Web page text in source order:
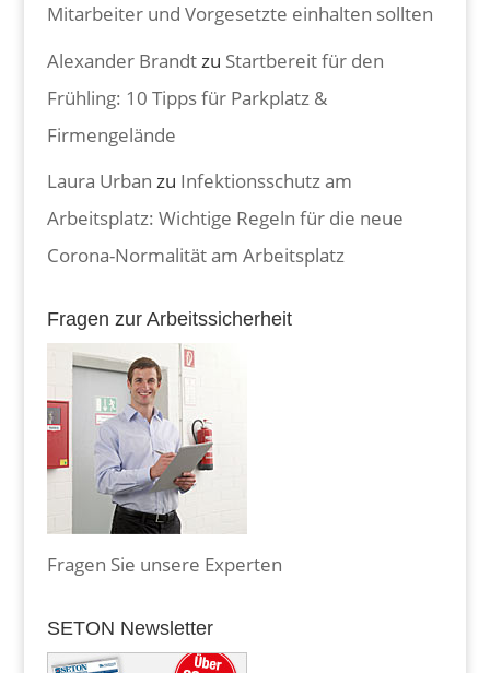
Mitarbeiter und Vorgesetzte einhalten sollten
Alexander Brandtzu Startbereit für den
Frühling: 10 Tipps für Parkplatz &
Firmengelände
Laura Urban zu Infektionsschutz am
Arbeitsplatz: Wichtige Regeln für die neue
Corona-Normalität am Arbeitsplatz
Fragen zur Arbeitssicherheit
Fragen Sie unsere Experten
SETON Newsletter